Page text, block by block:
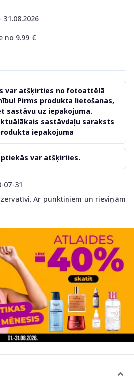
31.08.2026
no 9.99 €
07-31
Ar punktiņiem un rieviņām
var atšķirties no fotoattēlā
Pirms produkta lietošanas,
sastāvu uz iepakojuma.
sastāvdaļu saraksts
iepakojuma
var atšķirties.